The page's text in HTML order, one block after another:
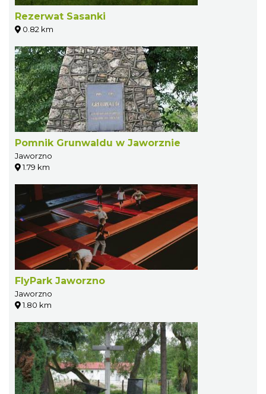
Rezerwat Sasanki
0.82 km
Pomnik Grunwaldu w Jaworznie
Jaworzno
1.79 km
FlyPark Jaworzno
Jaworzno
1.80 km